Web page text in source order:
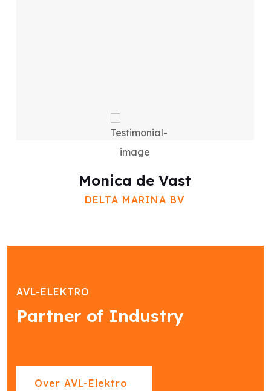
Monica de Vast
DELTA MARINA BV
AVL-ELEKTRO
Partner of Industry
Over AVL-Elektro